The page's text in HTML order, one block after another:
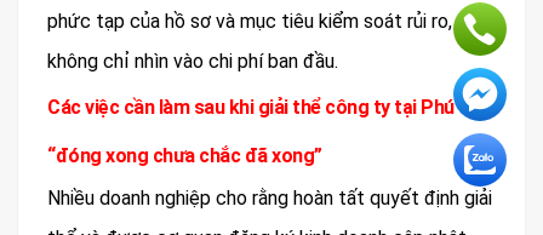
phức tạp của hồ sơ và mục tiêu kiểm soát rủi ro,
không chỉ nhìn vào chi phí ban đầu.
Các việc cần làm sau khi giải thể công ty tại Phú Yên:
“đóng xong chưa chắc đã xong”
Nhiều doanh nghiệp cho rằng hoàn tất quyết định giải